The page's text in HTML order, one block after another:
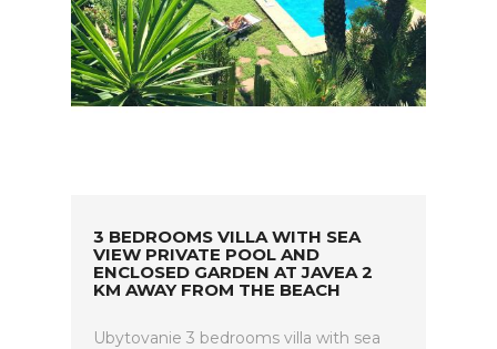
3 BEDROOMS VILLA WITH SEA
VIEW PRIVATE POOL AND
ENCLOSED GARDEN AT JAVEA 2
KM AWAY FROM THE BEACH
Ubytovanie 3 bedrooms villa with sea